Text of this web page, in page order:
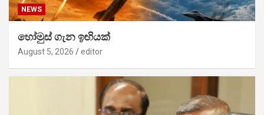
NEWS
හෝමුස් ගැන ඉඟියක්
August 5, 2026 editor